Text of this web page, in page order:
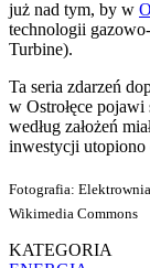
już nad tym, by w
technologii
Turbine).
Ta seria zdarzeń
w Ostrołęce
według założeń
inwestycji utopiono
Fotografia: Elektrownia
Wikimedia Commons
KATEGORIA